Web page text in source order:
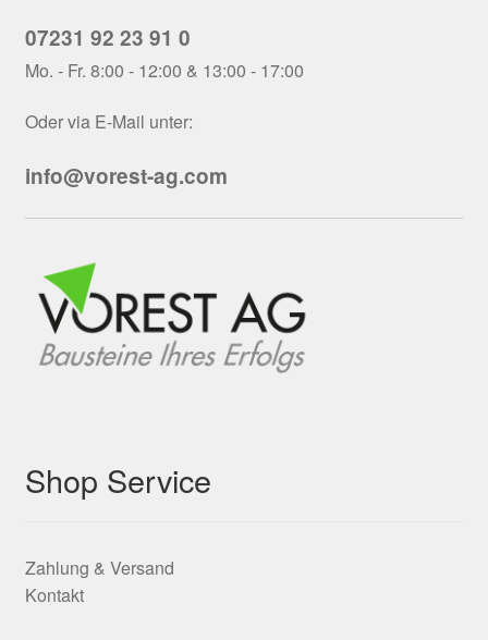
07231 92 23 91 0
Mo. - Fr. 8:00 - 12:00 & 13:00 - 17:00
Oder via E-Mail unter:
info@vorest-ag.com
Shop Service
Zahlung & Versand
Kontakt